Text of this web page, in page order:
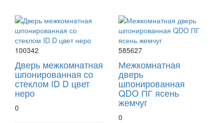
100342
Дверь межкомнатная
шпонированная со
стеклом ID D цвет
неро
0
585627
Межкомнатная
дверь
шпонированная
QDO ПГ ясень
жемчуг
0